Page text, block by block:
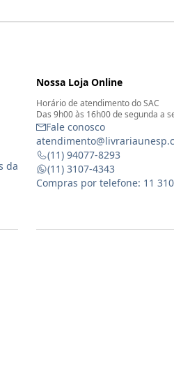
da
Nossa Loja Online
Horário de atendimento do SAC
Das 9h00 às 16h00 de segunda a
Fale conosco
(11) 94077-8293
(11) 3107-4343
Compras por telefone: 11